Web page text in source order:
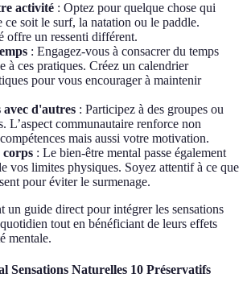
activité : Optez pour quelque chose qui
ce soit le surf, la natation ou le paddle.
offre un ressenti différent.
: Engagez-vous à consacrer du temps
à ces pratiques. Créez un calendrier
pour vous encourager à maintenir
avec d'autres : Participez à des groupes ou
L’aspect communautaire renforce non
mais aussi votre motivation.
corps : Le bien-être mental passe également
vos limites physiques. Soyez attentif à ce que
pour éviter le surmenage.
un guide direct pour intégrer les sensations
tout en bénéficiant de leurs effets
mentale.
Sensations Naturelles 10 Préservatifs